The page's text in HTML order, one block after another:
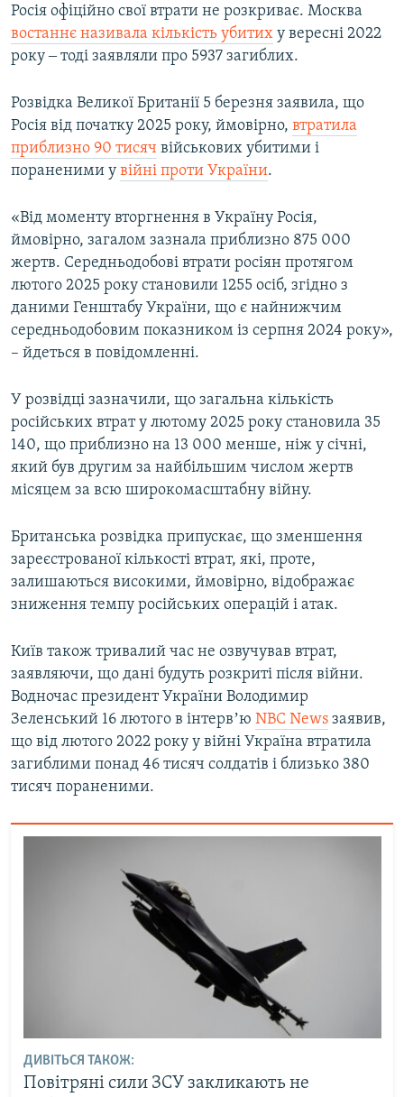
Росія офіційно свої втрати не розкриває. Москва
востаннє називала кількість убитих у вересні 2022
року ‒ тоді заявляли про 5937 загиблих.
Розвідка Великої Британії 5 березня заявила, що
Росія від початку 2025 року, ймовірно, втратила
приблизно 90 тисяч військових убитими і
пораненими у війні проти України.
«Від моменту вторгнення в Україну Росія,
ймовірно, загалом зазнала приблизно 875 000
жертв. Середньодобові втрати росіян протягом
лютого 2025 року становили 1255 осіб, згідно з
даними Генштабу України, що є найнижчим
середньодобовим показником із серпня 2024 року»,
– йдеться в повідомленні.
У розвідці зазначили, що загальна кількість
російських втрат у лютому 2025 року становила 35
140, що приблизно на 13 000 менше, ніж у січні,
який був другим за найбільшим числом жертв
місяцем за всю широкомасштабну війну.
Британська розвідка припускає, що зменшення
зареєстрованої кількості втрат, які, проте,
залишаються високими, ймовірно, відображає
зниження темпу російських операцій і атак.
Київ також тривалий час не озвучував втрат,
заявляючи, що дані будуть розкриті після війни.
Водночас президент України Володимир
Зеленський 16 лютого в інтервʼю NBC News заявив,
що від лютого 2022 року у війні Україна втратила
загиблими понад 46 тисяч солдатів і близько 380
тисяч пораненими.
ДИВІТЬСЯ ТАКОЖ:
Повітряні сили ЗСУ закликають не